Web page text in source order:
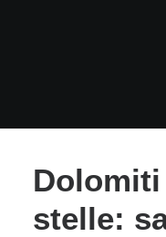
stelle: